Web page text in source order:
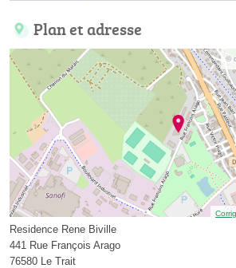
Plan et adresse
©
Residence Rene Biville
441 Rue François Arago
76580 Le Trait